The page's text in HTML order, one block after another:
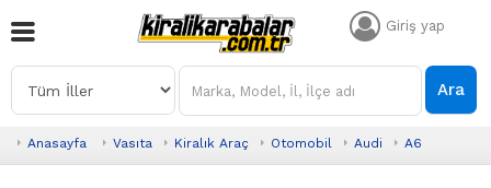
Giriş yap
Ara
Anasayfa Vasıta Kiralık Araç Otomobil Audi A6